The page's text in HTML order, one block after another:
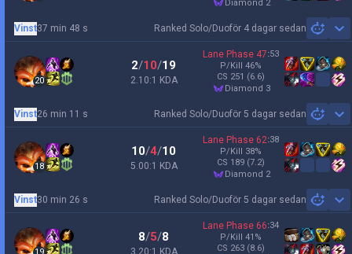
diamond 2
Ranked Solo/Duoför 4 dagar sedan
Vinst37 min 48 s
20
2/10/19
2.10:1 KDA
Lane Phase 47:53
P/Kill 46%
CS 251 (6.6)
diamond 3
Ranked Solo/Duoför 5 dagar sedan
Vinst26 min 11 s
18
10/4/10
5.00:1 KDA
Lane Phase 62:38
P/Kill 38%
CS 189 (7.2)
diamond 2
Ranked Solo/Duoför 5 dagar sedan
Vinst30 min 26 s
8/5/8
3.20:1 KDA
Lane Phase 66:34
P/Kill 41 %
CS 263 (8.6)